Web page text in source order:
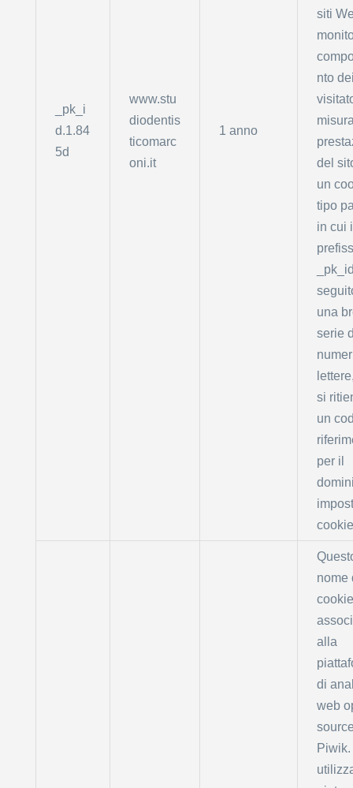
_pk_i
d.1.84
5d
www.stu
diodentis
ticomarc
oni.it
1 anno
siti
nto
del
un
tipo
in cui
una
serie
si
un
per il
nome
alla
di
web